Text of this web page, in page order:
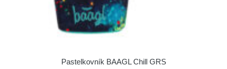
Pastelkovník BAAGL Chill GRS